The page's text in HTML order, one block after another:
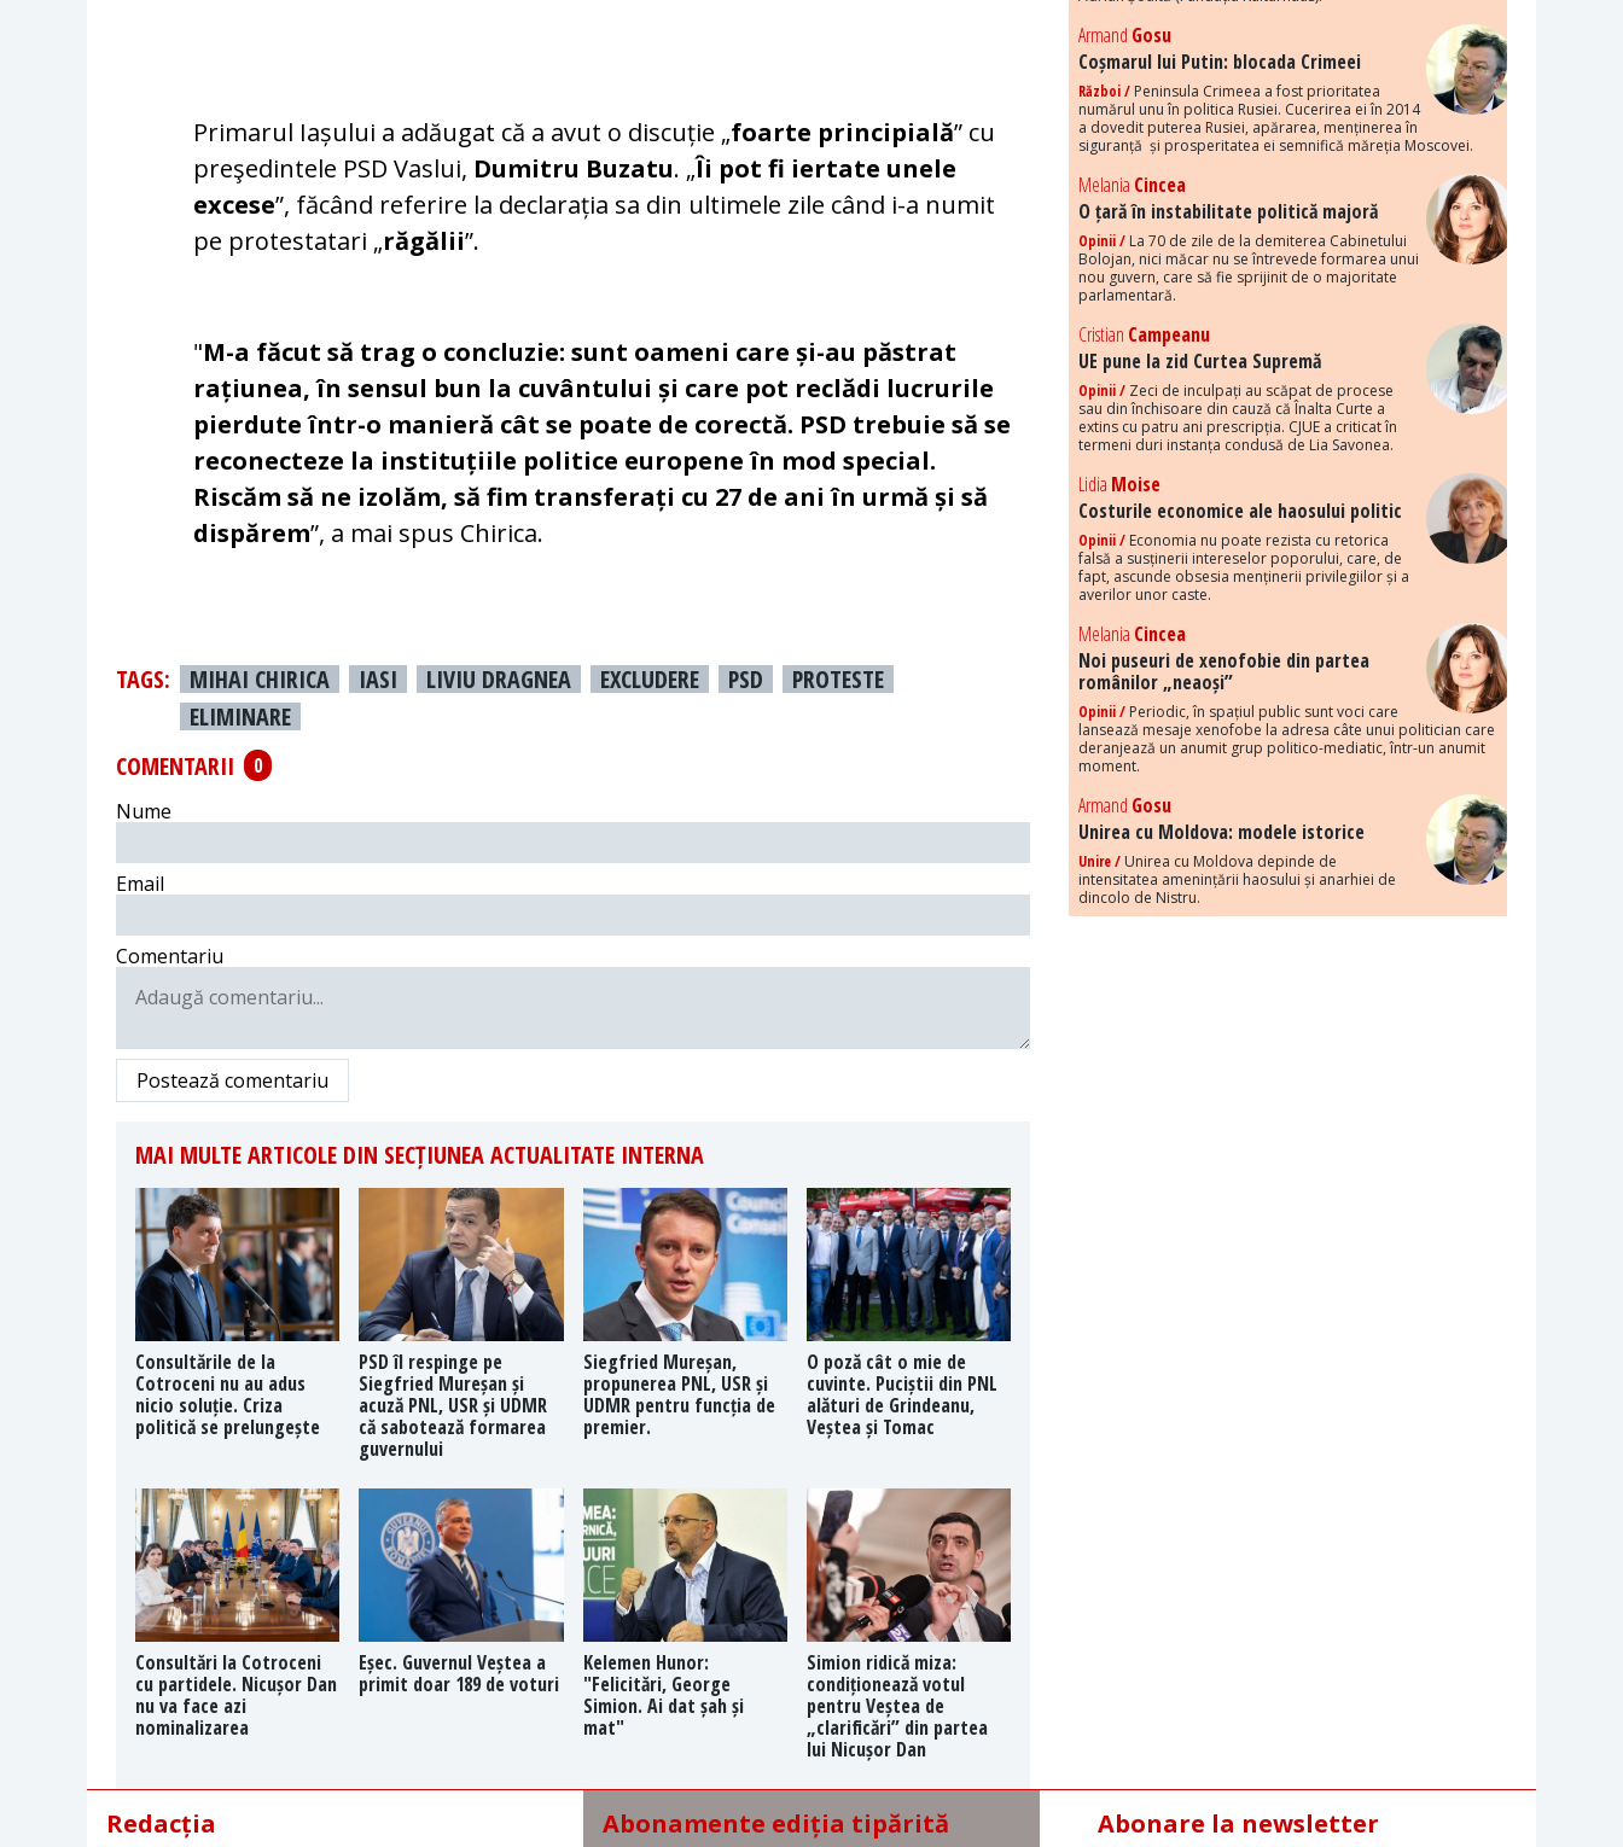
Primarul Iașului a adăugat că a avut o discuție „foarte principială” cu
preşedintele PSD Vaslui, Dumitru Buzatu. „Îi pot fi iertate unele
excese”, făcând referire la declarația sa din ultimele zile când i-a numit
pe protestatari „răgălii”.
"M-a făcut să trag o concluzie: sunt oameni care și-au păstrat
rațiunea, în sensul bun la cuvântului și care pot reclădi lucrurile
pierdute într-o manieră cât se poate de corectă. PSD trebuie să se
reconecteze la instituțiile politice europene în mod special.
Riscăm să ne izolăm, să fim transferați cu 27 de ani în urmă și să
dispărem”, a mai spus Chirica.
TAGS: MIHAI CHIRICA IASI LIVIU DRAGNEA EXCLUDERE PSD
PROTESTE
ELIMINARE
COMENTARII
0
Nume
Email
Comentariu
Postează comentariu
MAI MULTE ARTICOLE DIN SECȚIUNEA ACTUALITATE INTERNA
Consultările de la
Cotroceni nu au adus
nicio soluție. Criza
politică se prelungește
PSD îl respinge pe
Siegfried Mureșan și
acuză PNL, USR și UDMR
că sabotează formarea
guvernului
Siegfried Mureșan,
propunerea PNL, USR și
UDMR pentru funcția de
premier.
O poză cât o mie de
cuvinte. Puciștii din PNL
alături de Grindeanu,
Veștea și Tomac
Consultări la Cotroceni
cu partidele. Nicușor Dan
nu va face azi
nominalizarea
Eșec. Guvernul Veștea a
primit doar 189 de voturi
Kelemen Hunor:
"Felicitări, George
Simion. Ai dat șah și
mat"
Simion ridică miza:
condiționează votul
pentru Veștea de
„clarificări” din partea
lui Nicușor Dan
Armand Gosu
Coșmarul lui Putin: blocada Crimeei
Război / Peninsula Crimeea a fost prioritatea
numărul unu în politica Rusiei. Cucerirea ei în 2014
a dovedit puterea Rusiei, apărarea, menținerea în
siguranță și prosperitatea ei semnifică măreția Moscovei.
Melania Cincea
O țară în instabilitate politică majoră
Opinii / La 70 de zile de la demiterea Cabinetului
Bolojan, nici măcar nu se întrevede formarea unui
nou guvern, care să fie sprijinit de o majoritate
parlamentară.
Cristian Campeanu
UE pune la zid Curtea Supremă
Opinii / Zeci de inculpați au scăpat de procese
sau din închisoare din cauză că Înalta Curte a
extins cu patru ani prescripția. CJUE a criticat în
termeni duri instanța condusă de Lia Savonea.
Lidia Moise
Costurile economice ale haosului politic
Opinii / Economia nu poate rezista cu retorica
falsă a susținerii intereselor poporului, care, de
fapt, ascunde obsesia menținerii privilegiilor și a
averilor unor caste.
Melania Cincea
Noi puseuri de xenofobie din partea
românilor „neaoși”
Opinii / Periodic, în spațiul public sunt voci care
lansează mesaje xenofobe la adresa câte unui politician care
deranjează un anumit grup politico-mediatic, într-un anumit
moment.
Armand Gosu
Unirea cu Moldova: modele istorice
Unire / Unirea cu Moldova depinde de
intensitatea amenințării haosului și anarhiei de
dincolo de Nistru.
Redacția Abonamente ediția tipărită Abonare la newsletter